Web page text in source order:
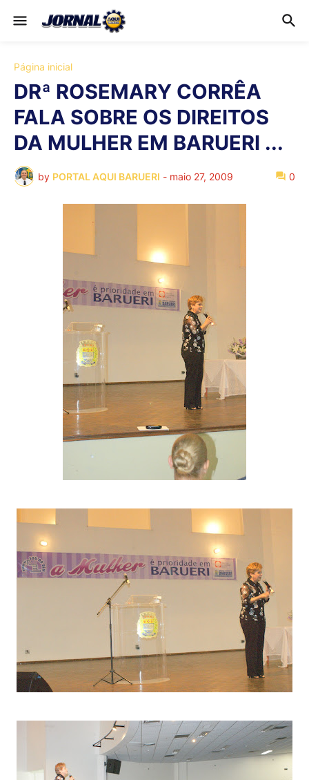
Página inicial
DRª ROSEMARY CORRÊA
FALA SOBRE OS DIREITOS
DA MULHER EM BARUERI ...
by PORTAL AQUI BARUERI - maio 27, 2009 0